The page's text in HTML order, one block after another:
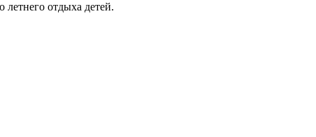
отдыха детей.